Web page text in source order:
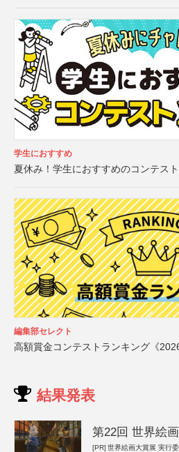
学生におすすめ
夏休み！学生におすすめのコンテス
編集部セレクト
高額賞金コンテストランキング《
結果発表
第22回 世界絵
[PR] 世界絵画大賞展 実行